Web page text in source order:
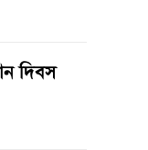
দিবস